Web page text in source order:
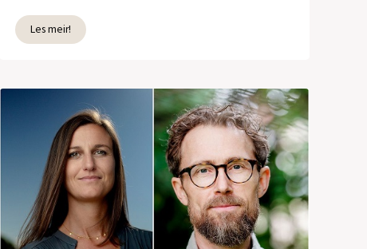
Les meir!